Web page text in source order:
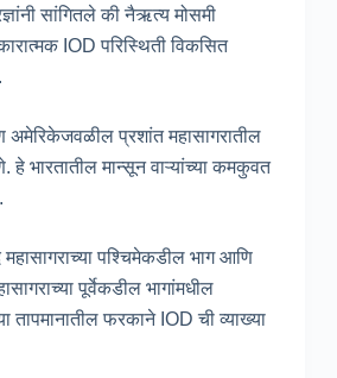
सांगितले की नैऋत्य मोसमी
IOD परिस्थिती विकसित
अमेरिकेजवळील प्रशांत महासागरातील
हे भारतातील मान्सून वाऱ्यांच्या कमकुवत
पश्चिमेकडील भाग आणि
पूर्वेकडील भागांमधील
तापमानातील फरकाने IOD ची व्याख्या